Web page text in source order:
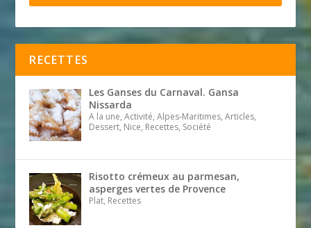
RECETTES
Les Ganses du Carnaval. Gansa
Nissarda
A la une, Activité, Alpes-Maritimes, Articles,
Dessert, Nice, Recettes, Société
Risotto crémeux au parmesan,
asperges vertes de Provence
Plat, Recettes